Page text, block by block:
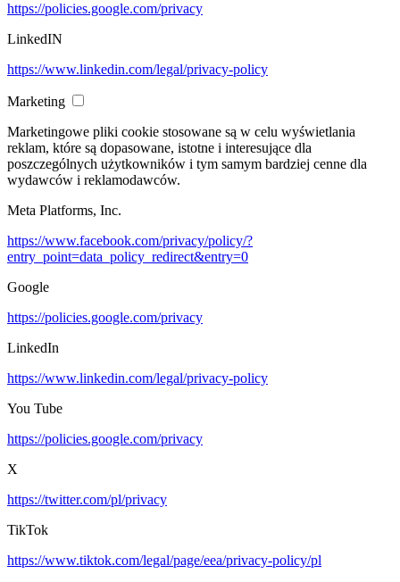
https://policies.google.com/privacy
LinkedIN
https://www.linkedin.com/legal/privacy-policy
Marketing
Marketingowe pliki cookie stosowane są w celu wyświetlania
reklam, które są dopasowane, istotne i interesujące dla
poszczególnych użytkowników i tym samym bardziej cenne dla
wydawców i reklamodawców.
Meta Platforms, Inc.
https://www.facebook.com/privacy/policy/?
entry_point=data_policy_redirect&entry=0
Google
https://policies.google.com/privacy
LinkedIn
https://www.linkedin.com/legal/privacy-policy
You Tube
https://policies.google.com/privacy
X
https://twitter.com/pl/privacy
TikTok
https://www.tiktok.com/legal/page/eea/privacy-policy/pl